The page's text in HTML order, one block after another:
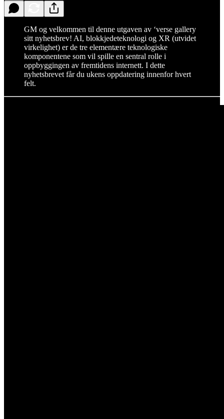
GM og velkommen til denne utgaven av ‘verse gallery
sitt nyhetsbrev! AI, blokkjedeteknologi og XR (utvidet
virkelighet) er de tre elementære teknologiske
komponentene som vil spille en sentral rolle i
oppbyggingen av fremtidens internett. I dette
nyhetsbrevet får du ukens oppdatering innenfor hvert
felt.